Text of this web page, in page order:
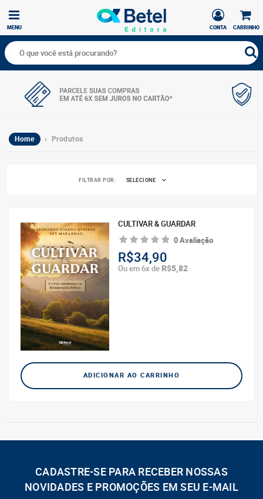
CARRINHO
CONTA
MENU
Home › Produtos
FILTRAR POR: SELECIONE
CULTIVAR & GUARDAR
0 Avaliação
R$34,90
Ou em 6x de R$5,82
ADICIONAR AO CARRINHO
CADASTRE-SE PARA RECEBER NOSSAS
NOVIDADES E PROMOÇÕES EM SEU E-MAIL